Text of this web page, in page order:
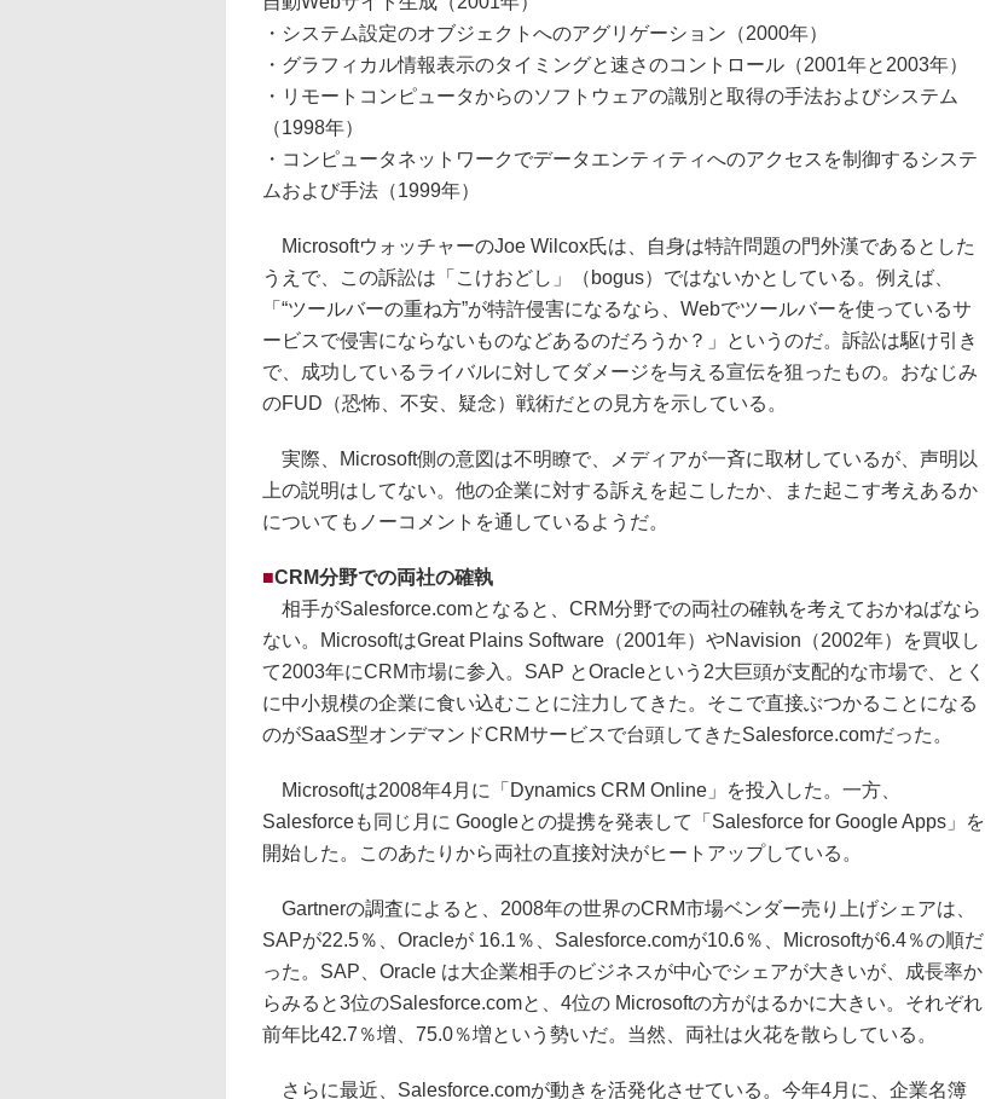
・システム設定のオブジェクトへのアグリゲーション（2000年）
・グラフィカル情報表示のタイミングと速さのコントロール（2001年と2003年）
・リモートコンピュータからのソフトウェアの識別と取得の手法およびシステム
（1998年）
・コンピュータネットワークでデータエンティティへのアクセスを制御するシステ
ムおよび手法（1999年）
MicrosoftウォッチャーのJoe Wilcox氏は、自身は特許問題の門外漢であるとした
うえで、この訴訟は「こけおどし」（bogus）ではないかとしている。例えば、
「“ツールバーの重ね方”が特許侵害になるなら、Webでツールバーを使っているサ
ービスで侵害にならないものなどあるのだろうか？」というのだ。訴訟は駆け引き
で、成功しているライバルに対してダメージを与える宣伝を狙ったもの。おなじみ
のFUD（恐怖、不安、疑念）戦術だとの見方を示している。
実際、Microsoft側の意図は不明瞭で、メディアが一斉に取材しているが、声明以
上の説明はしてない。他の企業に対する訴えを起こしたか、また起こす考えあるか
についてもノーコメントを通しているようだ。
■CRM分野での両社の確執
相手がSalesforce.comとなると、CRM分野での両社の確執を考えておかねばなら
ない。MicrosoftはGreat Plains Software（2001年）やNavision（2002年）を買収し
て2003年にCRM市場に参入。SAP とOracleという2大巨頭が支配的な市場で、とく
に中小規模の企業に食い込むことに注力してきた。そこで直接ぶつかることになる
のがSaaS型オンデマンドCRMサービスで台頭してきたSalesforce.comだった。
Microsoftは2008年4月に「Dynamics CRM Online」を投入した。一方、
Salesforceも同じ月に Googleとの提携を発表して「Salesforce for Google Apps」を
開始した。このあたりから両社の直接対決がヒートアップしている。
Gartnerの調査によると、2008年の世界のCRM市場ベンダー売り上げシェアは、
SAPが22.5％、Oracleが 16.1％、Salesforce.comが10.6％、Microsoftが6.4％の順だ
った。SAP、Oracle は大企業相手のビジネスが中心でシェアが大きいが、成長率か
らみると3位のSalesforce.comと、4位の Microsoftの方がはるかに大きい。それぞれ
前年比42.7％増、75.0％増という勢いだ。当然、両社は火花を散らしている。
さらに最近、Salesforce.comが動きを活発化させている。今年4月に、企業名簿